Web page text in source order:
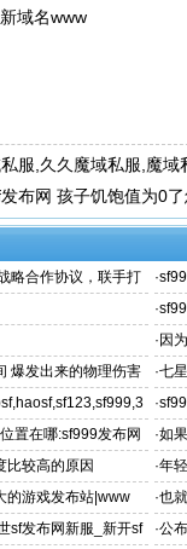
域名www
服,久久魔域私服,魔域
布网 孩子饥饱值为0
略合作协议，联手打
·
·
人
· 因
爆发出来的物理伤害
·七
·
网站-
置在哪:sf999发布网 ·如
比较高的原因 ·年
的游戏发布站|www ·也
sf发布网新服_新开sf ·公